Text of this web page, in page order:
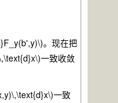
。现在把
一致收敛
一致